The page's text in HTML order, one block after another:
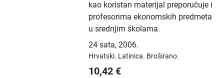
kao koristan materijal preporučuje i
profesorima ekonomskih predmeta
u srednjim školama.
24 sata,2006.
Hrvatski. Latinica. Broširano.
10,42 €